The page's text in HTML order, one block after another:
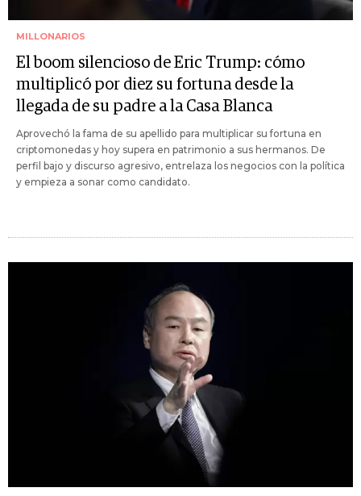
MILLONARIOS
El boom silencioso de Eric Trump: cómo
multiplicó por diez su fortuna desde la
llegada de su padre a la Casa Blanca
Aprovechó la fama de su apellido para multiplicar su fortuna en
criptomonedas y hoy supera en patrimonio a sus hermanos. De
perfil bajo y discurso agresivo, entrelaza los negocios con la política
y empieza a sonar como candidato.